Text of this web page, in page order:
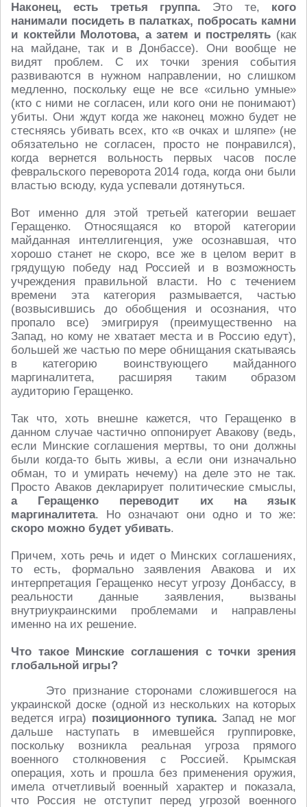
Наконец, есть третья группа. Это те, кого
нанимали посидеть в палатках, побросать камни
и коктейли Молотова, а затем и пострелять (как
на майдане, так и в Донбассе). Они вообще не
видят проблем. С их точки зрения события
развиваются в нужном направлении, но слишком
медленно, поскольку еще не все «сильно умные»
(кто с ними не согласен, или кого они не понимают)
убиты. Они ждут когда же наконец можно будет не
стесняясь убивать всех, кто «в очках и шляпе» (не
обязательно не согласен, просто не понравился),
когда вернется вольность первых часов после
февральского переворота 2014 года, когда они были
властью всюду, куда успевали дотянуться.
Вот именно для этой третьей категории вешает
Геращенко. Относящаяся ко второй категории
майданная интеллигенция, уже осознавшая, что
хорошо станет не скоро, все же в целом верит в
грядущую победу над Россией и в возможность
учреждения правильной власти. Но с течением
времени эта категория размывается, частью
(возвысившись до обобщения и осознания, что
пропало все) эмигрируя (преимущественно на
Запад, но кому не хватает места и в Россию едут),
большей же частью по мере обнищания скатываясь
в категорию воинствующего майданного
маргиналитета, расширяя таким образом
аудиторию Геращенко.
Так что, хоть внешне кажется, что Геращенко в
данном случае частично оппонирует Авакову (ведь,
если Минские соглашения мертвы, то они должны
были когда-то быть живы, а если они изначально
обман, то и умирать нечему) на деле это не так.
Просто Аваков декларирует политические смыслы,
а Геращенко переводит их на язык
маргиналитета. Но означают они одно и то же:
скоро можно будет убивать.
Причем, хоть речь и идет о Минских соглашениях,
то есть, формально заявления Авакова и их
интерпретация Геращенко несут угрозу Донбассу, в
реальности данные заявления, вызваны
внутриукраинскими проблемами и направлены
именно на их решение.
Что такое Минские соглашения с точки зрения
глобальной игры?
Это признание сторонами сложившегося на
украинской доске (одной из нескольких на которых
ведется игра) позиционного тупика. Запад не мог
дальше наступать в имевшейся группировке,
поскольку возникла реальная угроза прямого
военного столкновения с Россией. Крымская
операция, хоть и прошла без применения оружия,
имела отчетливый военный характер и показала,
что Россия не отступит перед угрозой военного